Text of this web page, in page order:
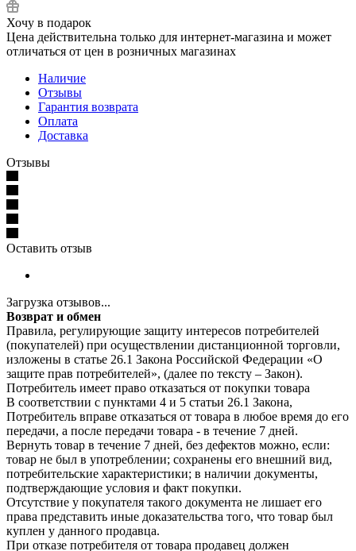
Хочу в подарок
Цена действительна только для интернет-магазина и может
отличаться от цен в розничных магазинах
Наличие
Отзывы
Гарантия возврата
Оплата
Доставка
Отзывы
Оставить отзыв
Загрузка отзывов...
Возврат и обмен
Правила, регулирующие защиту интересов потребителей
(покупателей) при осуществлении дистанционной торговли,
изложены в статье 26.1 Закона Российской Федерации «О
защите прав потребителей», (далее по тексту – Закон).
Потребитель имеет право отказаться от покупки товара
В соответствии с пунктами 4 и 5 статьи 26.1 Закона,
Потребитель вправе отказаться от товара в любое время до его
передачи, а после передачи товара - в течение 7 дней.
Вернуть товар в течение 7 дней, без дефектов можно, если:
товар не был в употреблении; сохранены его внешний вид,
потребительские характеристики; в наличии документы,
подтверждающие условия и факт покупки.
Отсутствие у покупателя такого документа не лишает его
права представить иные доказательства того, что товар был
куплен у данного продавца.
При отказе потребителя от товара продавец должен